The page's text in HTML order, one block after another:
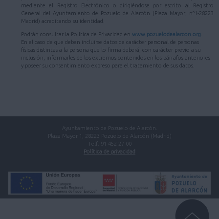
mediante el Registro Electrónico o dirigiéndose por escrito al Registro
General del Ayuntamiento de Pozuelo de Alarcón (Plaza Mayor, nº1-28223
Madrid) acreditando su identidad.
Podrán consultar la Política de Privacidad en www.pozuelodealarcon.org
En el caso de que deban incluirse datos de carácter personal de personas
físicas distintas a la persona que lo firma deberá, con carácter previo a su
inclusión, informarles de los extremos contenidos en los párrafos anteriores
y poseer su consentimiento expreso para el tratamiento de sus datos.
Ayuntamiento de Pozuelo de Alarcón.
Plaza Mayor 1, 28223 Pozuelo de Alarcón (Madrid)
Telf. 91 452 27 00
Política de privacidad